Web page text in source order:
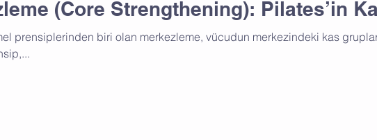
(Core Strengthening): Pilates’in
prensiplerinden biri olan merkezleme, vücudun merkezindeki kas